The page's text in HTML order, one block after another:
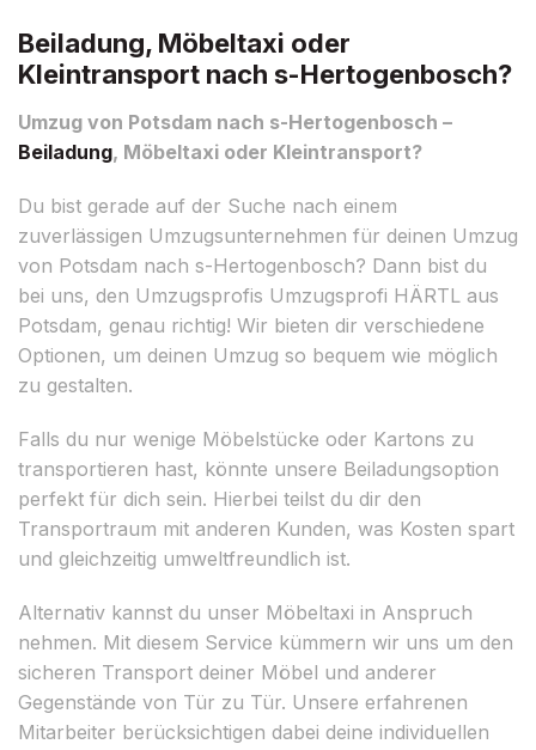
Beiladung, Möbeltaxi oder
Kleintransport nach s-Hertogenbosch?
Umzug von Potsdam nach s-Hertogenbosch –
Beiladung, Möbeltaxi oder Kleintransport?
Du bist gerade auf der Suche nach einem
zuverlässigen Umzugsunternehmen für deinen Umzug
von Potsdam nach s-Hertogenbosch? Dann bist du
bei uns, den Umzugsprofis Umzugsprofi HÄRTL aus
Potsdam, genau richtig! Wir bieten dir verschiedene
Optionen, um deinen Umzug so bequem wie möglich
zu gestalten.
Falls du nur wenige Möbelstücke oder Kartons zu
transportieren hast, könnte unsere Beiladungsoption
perfekt für dich sein. Hierbei teilst du dir den
Transportraum mit anderen Kunden, was Kosten spart
und gleichzeitig umweltfreundlich ist.
Alternativ kannst du unser Möbeltaxi in Anspruch
nehmen. Mit diesem Service kümmern wir uns um den
sicheren Transport deiner Möbel und anderer
Gegenstände von Tür zu Tür. Unsere erfahrenen
Mitarbeiter berücksichtigen dabei deine individuellen